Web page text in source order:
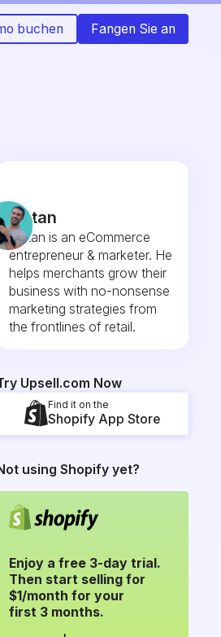
buchen Fangen Sie an
Fintan
Fintan is an eCommerce
entrepreneur & marketer. He
helps merchants grow their
business with no-nonsense
marketing strategies from
the frontlines of retail.
Upsell.com Now
Find it on the
Shopify App Store
using Shopify yet?
Enjoy a free 3-day trial.
Then start selling for
$1/month for your
first 3 months.